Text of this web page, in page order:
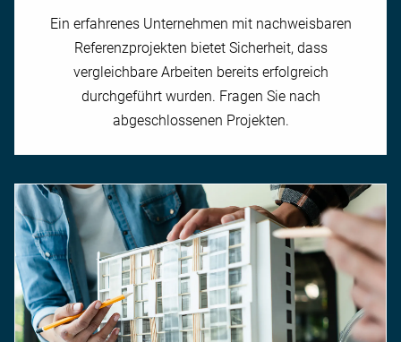
Ein erfahrenes Unternehmen mit nachweisbaren
Referenzprojekten bietet Sicherheit, dass
vergleichbare Arbeiten bereits erfolgreich
durchgeführt wurden. Fragen Sie nach
abgeschlossenen Projekten.